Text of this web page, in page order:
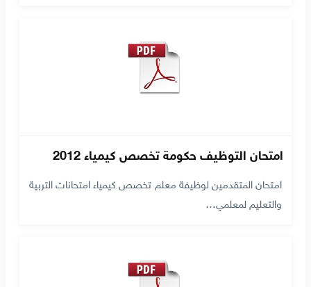
امتحان التوظيف حكومة تخصص كيمياء 2012
امتحان المتقدمين لوظيفة معلم تخصص كيمياء امتحانات التربية
والتعليم لمعلمي…